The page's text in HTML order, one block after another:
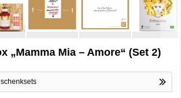
„Mamma Mia – Amore“ (Set 2)